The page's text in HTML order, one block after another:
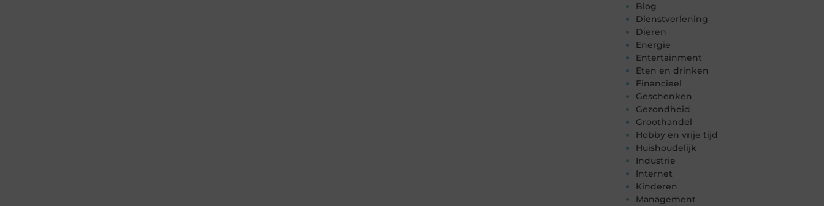
Blog
Dienstverlening
Dieren
Energie
Entertainment
Eten en drinken
Financieel
Geschenken
Gezondheid
Groothandel
Hobby en vrije tijd
Huishoudelijk
Industrie
Internet
Kinderen
Management